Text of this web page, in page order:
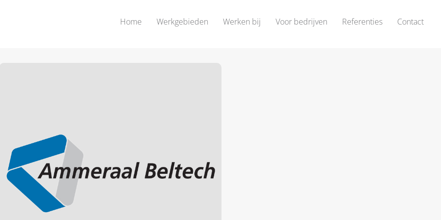
Home Werkgebieden Werken bij Voor bedrijven Referenties Contact